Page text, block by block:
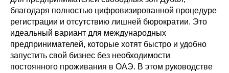
благодаря полностью цифровизированной процедуре
регистрации и отсутствию лишней бюрократии. Это
идеальный вариант для международных
предпринимателей, которые хотят быстро и удобно
запустить свой бизнес без необходимости
постоянного проживания в ОАЭ. В этом руководстве